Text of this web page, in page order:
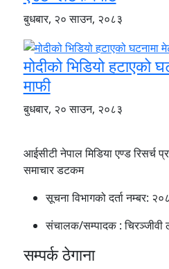
बुधबार, २० साउन, २०८३
मोदीको भिडियो हटाएको
माफी
बुधबार, २० साउन, २०८३
आईसीटी नेपाल मिडिया एण्ड रिसर्च
समाचार डटकम
सूचना विभागको दर्ता नम्बर:
संचालक/सम्पादक :चिरञ्जीवी
सम्पर्क ठेगाना